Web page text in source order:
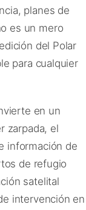
planes de
es un mero
del Polar
para cualquier
en un
zarpada, el
información de
de refugio
satelital
intervención en